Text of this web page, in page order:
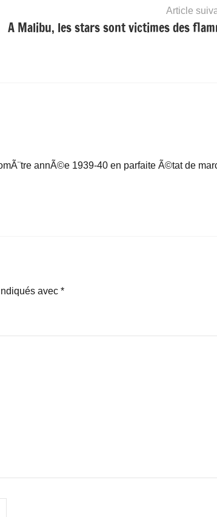
Article
A Malibu, les stars sont victimes des
annÃ©e 1939-40 en parfaite Ã©tat de
avec *